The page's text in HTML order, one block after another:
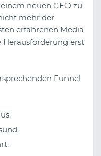
neuen GEO zu
mehr der
erfahrenen Media
erst
Funnel